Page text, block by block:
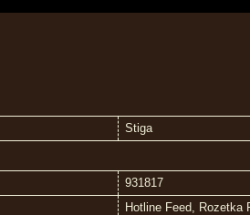
Stiga
931817
Hotline Feed, Rozetka